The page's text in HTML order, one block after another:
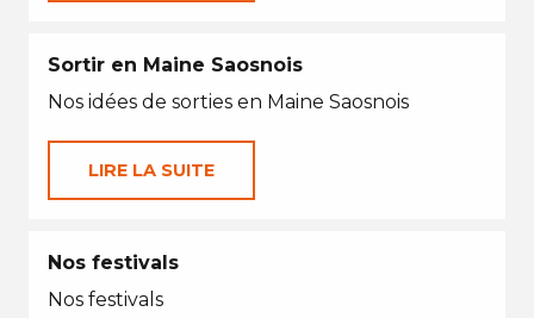
Sortir en Maine Saosnois
Nos idées de sorties en Maine Saosnois
LIRE LA SUITE
Nos festivals
Nos festivals